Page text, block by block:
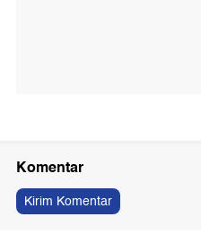
Komentar
Kirim Komentar